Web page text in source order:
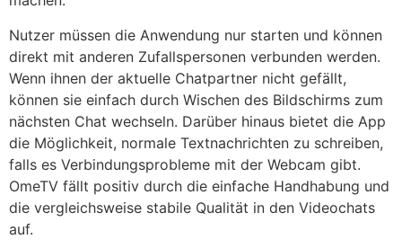
Nutzer müssen die Anwendung nur starten und können
direkt mit anderen Zufallspersonen verbunden werden.
Wenn ihnen der aktuelle Chatpartner nicht gefällt,
können sie einfach durch Wischen des Bildschirms zum
nächsten Chat wechseln. Darüber hinaus bietet die App
die Möglichkeit, normale Textnachrichten zu schreiben,
falls es Verbindungsprobleme mit der Webcam gibt.
OmeTV fällt positiv durch die einfache Handhabung und
die vergleichsweise stabile Qualität in den Videochats
auf.